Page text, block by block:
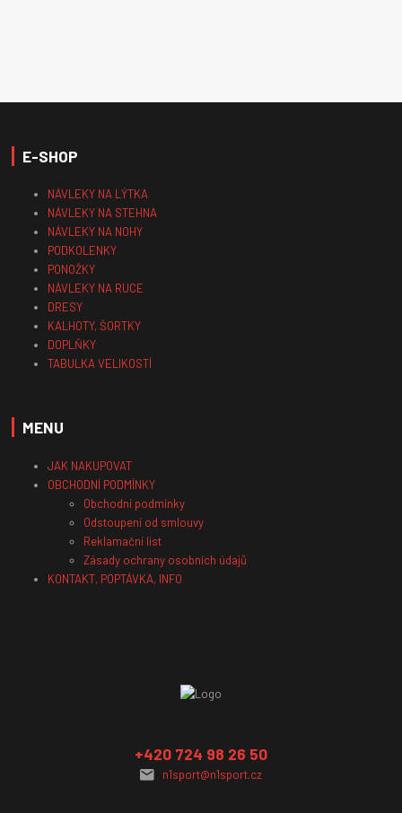
E-SHOP
NÁVLEKY NA LÝTKA
NÁVLEKY NA STEHNA
NÁVLEKY NA NOHY
PODKOLENKY
PONOŽKY
NÁVLEKY NA RUCE
DRESY
KALHOTY, ŠORTKY
DOPLŇKY
TABULKA VELIKOSTÍ
MENU
JAK NAKUPOVAT
OBCHODNÍ PODMÍNKY
Obchodní podmínky
Odstoupení od smlouvy
Reklamační list
Zásady ochrany osobních údajů
KONTAKT, POPTÁVKA, INFO
+420 724 98 26 50
n1sport@n1sport.cz